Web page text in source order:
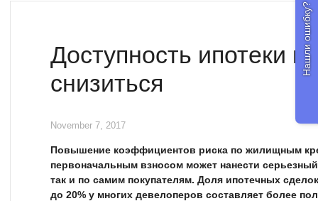
Доступность ипотеки
снизиться
November 7, 2017
Повышение коэффициентов риска по жилищным
первоначальным взносом может нанести
так и по самим покупателям. Доля ипотечных
до 20% у многих девелоперов составляет более
Нашли ошибку?